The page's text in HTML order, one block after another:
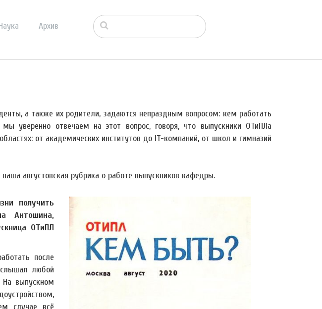
Архив
а также их родители, задаются непраздным вопросом: кем работать
мы уверенно отвечаем на этот вопрос, говоря, что выпускники ОТиПЛа
от академических институтов до IT-компаний, от школ и гимназий
августовская рубрика о работе выпускников кафедры.
получить
Антошина,
ОТиПЛ
после
слышал любой
На выпускном
случае всё